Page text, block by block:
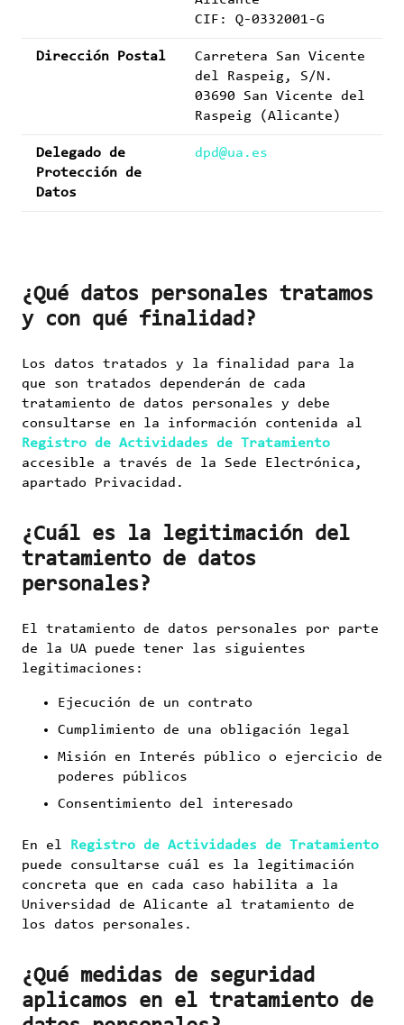
CIF: Q-0332001-G
Dirección Postal
Carretera San Vicente
del Raspeig, S/N.
03690 San Vicente del
Raspeig (Alicante)
Delegado de
Protección de
Datos
dpd@ua.es
¿Qué datos personales tratamos
y con qué finalidad?
Los datos tratados y la finalidad para la
que son tratados dependerán de cada
tratamiento de datos personales y debe
consultarse en la información contenida al
Registro de Actividades de Tratamiento
accesible a través de la Sede Electrónica,
apartado Privacidad.
¿Cuál es la legitimación del
tratamiento de datos
personales?
El tratamiento de datos personales por parte
de la UA puede tener las siguientes
legitimaciones:
Ejecución de un contrato
Cumplimiento de una obligación legal
Misión en Interés público o ejercicio de
poderes públicos
Consentimiento del interesado
En el
Registro de Actividades de Tratamiento
puede consultarse cuál es la legitimación
concreta que en cada caso habilita a la
Universidad de Alicante al tratamiento de
los datos personales.
¿Qué medidas de seguridad
aplicamos en el tratamiento de